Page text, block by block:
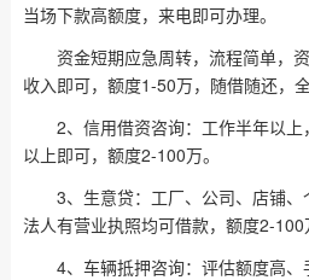
当场下款高额度，来电即可办理。
资金短期应急周转，流程简单，资
收入即可，额度1-50万，随借随还，全
2、信用借资咨询：工作半年以上
以上即可，额度2-100万。
3、生意贷：工厂、公司、店铺、
法人有营业执照均可借款，额度2-100
4、车辆抵押咨询：评估额度高、